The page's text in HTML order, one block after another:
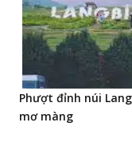
Phượt đỉnh núi
mơ màng